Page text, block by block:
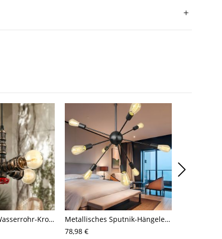
4-Licht Kleine Wasserrohr-Kronleuchter Industriestil Antikes Messing Metall Hängende Deckenleuchte
Metallisches Sputnik-Hängeleuchten-Antik-9/12/15 Glühbirnen-Wohnzimmer-Deckenleuchter in Schwarz
78,98 €